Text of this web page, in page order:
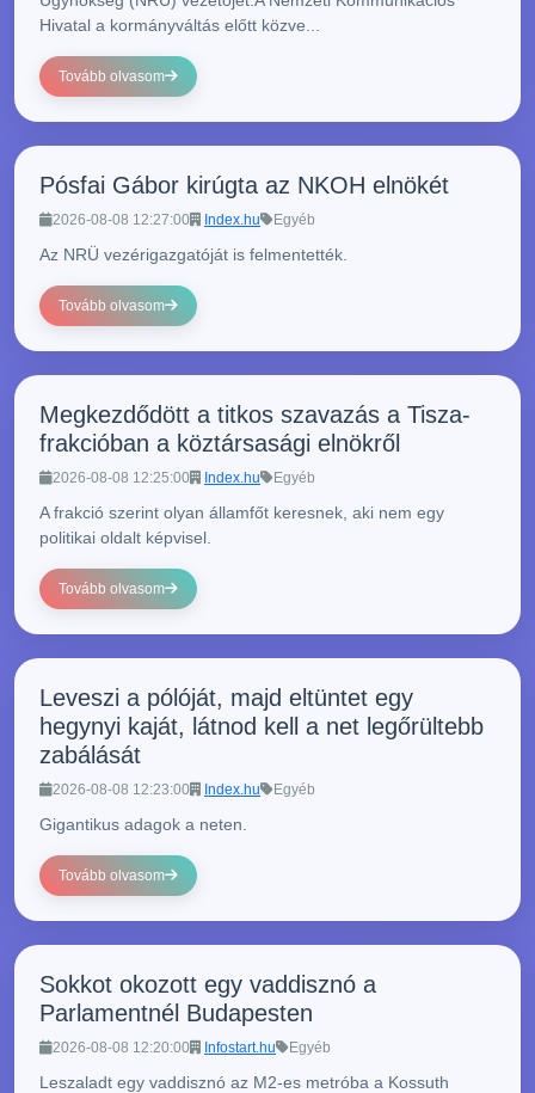
Hivatal a kormányváltás előtt közve...
Tovább olvasom
Pósfai Gábor kirúgta az NKOH elnökét
2026-08-08 12:27:00 Index.hu Egyéb
Az NRÜ vezérigazgatóját is felmentették.
Tovább olvasom
Megkezdődött a titkos szavazás a Tisza-
frakcióban a köztársasági elnökről
2026-08-08 12:25:00 Index.hu Egyéb
A frakció szerint olyan államfőt keresnek, aki nem egy
politikai oldalt képvisel.
Tovább olvasom
Leveszi a pólóját, majd eltüntet egy
hegynyi kaját, látnod kell a net legőrültebb
zabálását
2026-08-08 12:23:00 Index.hu Egyéb
Gigantikus adagok a neten.
Tovább olvasom
Sokkot okozott egy vaddisznó a
Parlamentnél Budapesten
2026-08-08 12:20:00 Infostart.hu Egyéb
Leszaladt egy vaddisznó az M2-es metróba a Kossuth